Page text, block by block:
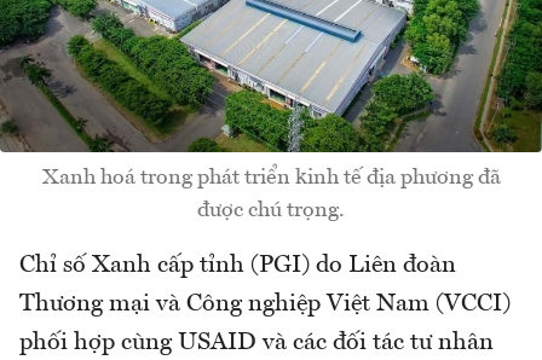
Xanh hoá trong phát triển kinh tế địa phương đã
được chú trọng.
Chỉ số Xanh cấp tỉnh (PGI) do Liên đoàn
Thương mại và Công nghiệp Việt Nam (VCCI)
phối hợp cùng USAID và các đối tác tư nhân